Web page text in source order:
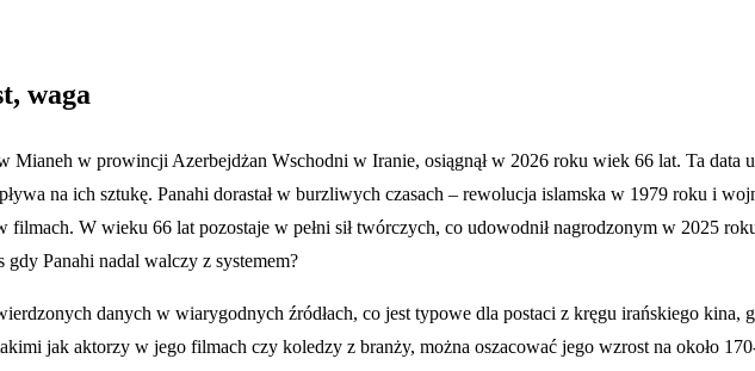
waga
Mianeh w prowincji Azerbejdżan Wschodni w Iranie, osiągnął w 2026 roku wiek 66 lat. Ta data
na ich sztukę. Panahi dorastał w burzliwych czasach – rewolucja islamska w 1979 roku i
W wieku 66 lat pozostaje w pełni sił twórczych, co udowodnił nagrodzonym w 2025
Panahi nadal walczy z systemem?
danych w wiarygodnych źródłach, co jest typowe dla postaci z kręgu irańskiego kina,
jak aktorzy w jego filmach czy koledzy z branży, można oszacować jego wzrost na około